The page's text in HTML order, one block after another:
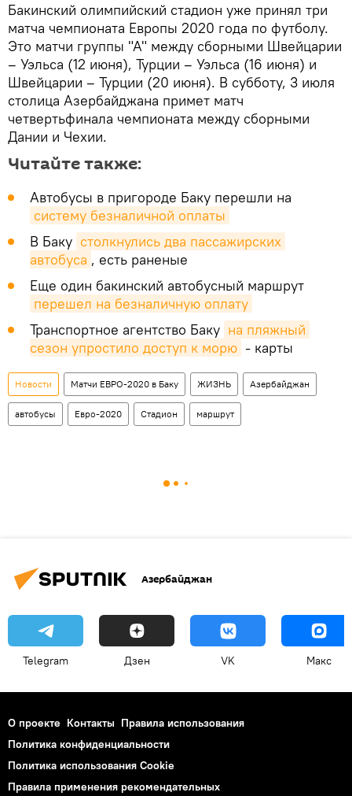
Бакинский олимпийский стадион уже принял три
матча чемпионата Европы 2020 года по футболу.
Это матчи группы "А" между сборными Швейцарии
– Уэльса (12 июня), Турции – Уэльса (16 июня) и
Швейцарии – Турции (20 июня). В субботу, 3 июля
столица Азербайджана примет матч
четвертьфинала чемпионата между сборными
Дании и Чехии.
Читайте также:
Автобусы в пригороде Баку перешли на
систему безналичной оплаты
В Баку столкнулись два пассажирских
автобуса , есть раненые
Еще один бакинский автобусный маршрут
перешел на безналичную оплату
Транспортное агентство Баку на пляжный
сезон упростило доступ к морю - карты
Новости Матчи ЕВРО-2020 в Баку ЖИЗНЬ Азербайджан
автобусы Евро-2020 Стадион маршрут
Азербайджан
Telegram Дзен VK Макс
О проекте Контакты Правила использования
Политика конфиденциальности
Политика использования Cookie
Правила применения рекомендательных